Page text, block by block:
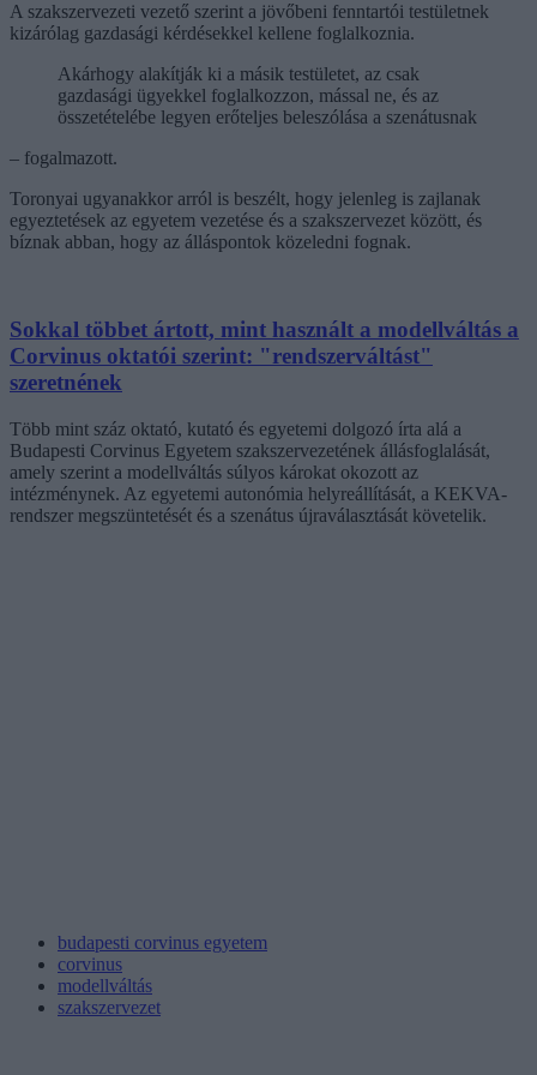
A szakszervezeti vezető szerint a jövőbeni fenntartói testületnek
kizárólag gazdasági kérdésekkel kellene foglalkoznia.
Akárhogy alakítják ki a másik testületet, az csak
gazdasági ügyekkel foglalkozzon, mással ne, és az
összetételébe legyen erőteljes beleszólása a szenátusnak
– fogalmazott.
Toronyai ugyanakkor arról is beszélt, hogy jelenleg is zajlanak
egyeztetések az egyetem vezetése és a szakszervezet között, és
bíznak abban, hogy az álláspontok közeledni fognak.
Sokkal többet ártott, mint használt a modellváltás a
Corvinus oktatói szerint: "rendszerváltást"
szeretnének
Több mint száz oktató, kutató és egyetemi dolgozó írta alá a
Budapesti Corvinus Egyetem szakszervezetének állásfoglalását,
amely szerint a modellváltás súlyos károkat okozott az
intézménynek. Az egyetemi autonómia helyreállítását, a KEKVA-
rendszer megszüntetését és a szenátus újraválasztását követelik.
budapesti corvinus egyetem
corvinus
modellváltás
szakszervezet